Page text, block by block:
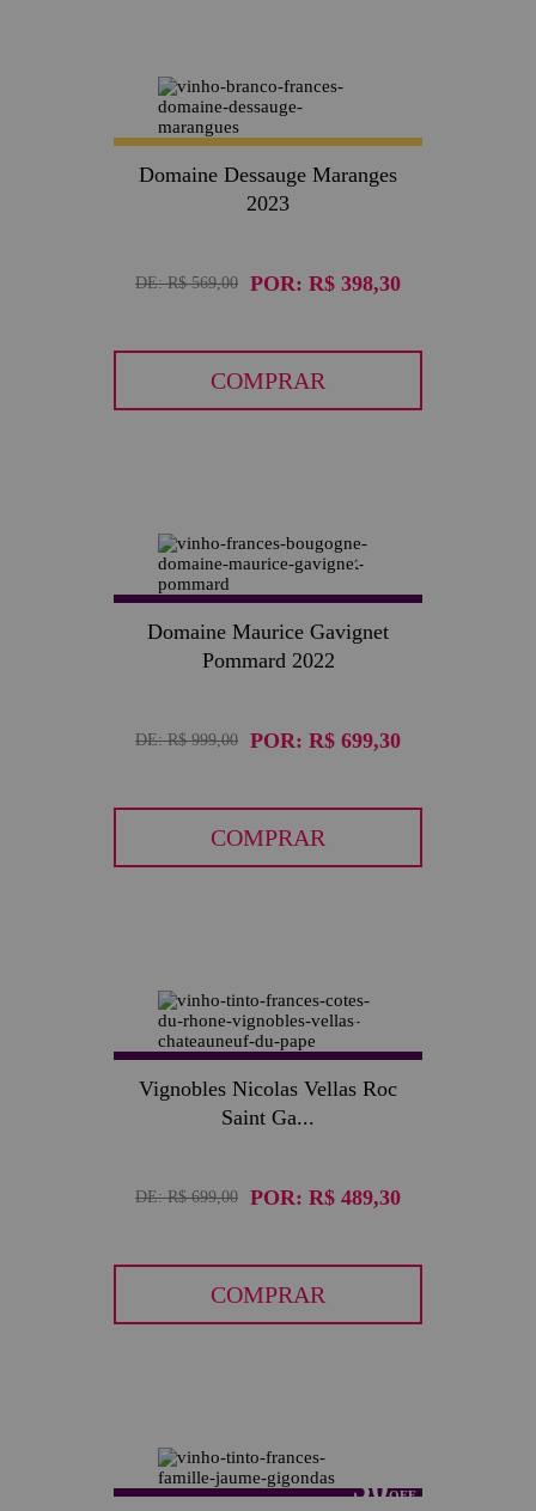
Domaine Dessauge Maranges
2023
DE:R$ 569,00 POR: R$ 398,30
COMPRAR
30
Domaine Maurice Gavignet
Pommard 2022
DE:R$ 999,00 POR: R$ 699,30
COMPRAR
30
Vignobles Nicolas Vellas Roc
Saint Ga...
DE:R$ 699,00 POR: R$ 489,30
COMPRAR
30